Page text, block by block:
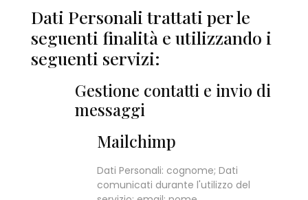
Dati Personali trattati per le
seguenti finalità e utilizzando i
seguenti servizi:
Gestione contatti e invio di
messaggi
Mailchimp
Dati Personali: cognome; Dati
comunicati durante l'utilizzo del